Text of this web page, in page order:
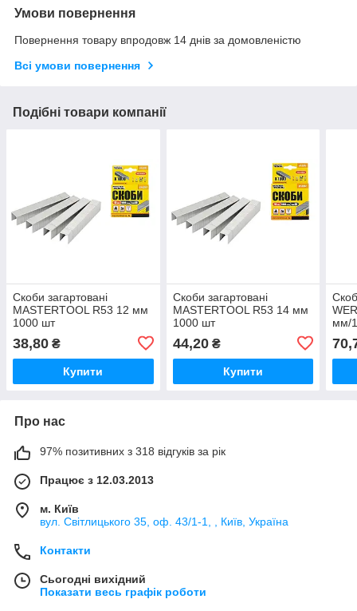
Умови повернення
Повернення товару впродовж 14 днів за домовленістю
Всі умови повернення
Подібні товари компанії
Скоби загартовані
MASTERTOOL R53 12 мм
1000 шт
38,80 ₴
Купити
Скоби загартовані
MASTERTOOL R53 14 мм
1000 шт
44,20₴
Купити
мм/
Про нас
97% позитивних з 318 відгуків за рік
Працює з 12.03.2013
м. Київ
вул. Світлицького 35, оф. 43/1-1, , Київ, Україна
Контакти
Сьогодні вихідний
Показати весь графік роботи